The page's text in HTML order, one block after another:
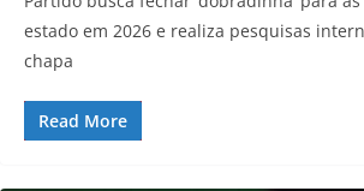
estado em 2026 e realiza pesquisas
chapa
Read More